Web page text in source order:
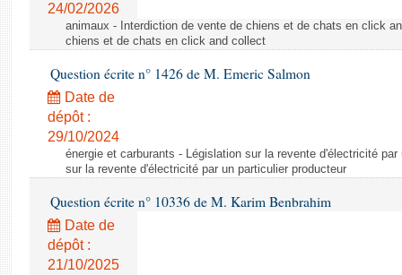
24/02/2026
animaux - Interdiction de vente de chiens et de chats en click
chiens et de chats en click and collect
Question écrite n° 1426 de M. Emeric Salmon
Date de
dépôt :
29/10/2024
énergie et carburants - Législation sur la revente d'électricité
sur la revente d'électricité par un particulier producteur
Question écrite n° 10336 de M. Karim Benbrahim
Date de
dépôt :
21/10/2025